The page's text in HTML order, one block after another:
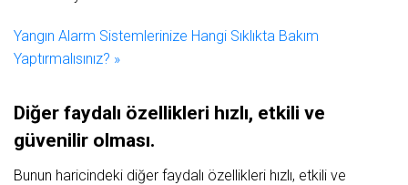
Yangın Alarm Sistemlerinize Hangi Sıklıkta Bakım
Yaptırmalısınız? »
Diğer faydalı özellikleri hızlı, etkili ve
güvenilir olması.
Bunun haricindeki diğer faydalı özellikleri hızlı, etkili ve